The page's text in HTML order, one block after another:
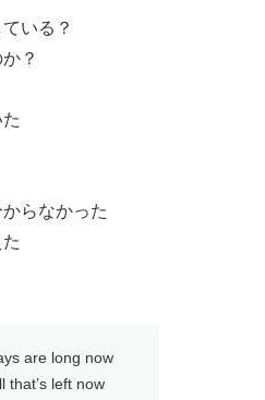
いる？
？
らなかった
are long now
that’s left now